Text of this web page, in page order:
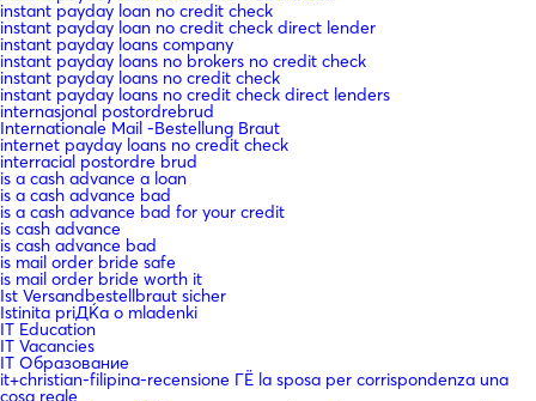
instant payday loan no credit check
instant payday loan no credit check direct lender
instant payday loans company
instant payday loans no brokers no credit check
instant payday loans no credit check
instant payday loans no credit check direct lenders
internasjonal postordrebrud
Internationale Mail -Bestellung Braut
internet payday loans no credit check
interracial postordre brud
is a cash advance a loan
is a cash advance bad
is a cash advance bad for your credit
is cash advance
is cash advance bad
is mail order bride safe
is mail order bride worth it
Ist Versandbestellbraut sicher
Istinita priДЌa o mladenki
IT Education
IT Vacancies
IT Образование
it+christian-filipina-recensione ГЁ la sposa per corrispondenza una
cosa reale